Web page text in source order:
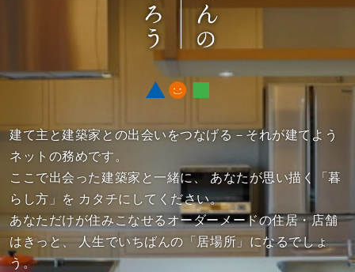
建て主と建築家との出会いをつなげる－それが建てよう
ネットの務めです。
ここで出会った建築家と一緒に、
あなたが思い描く「暮
らし方」を カタチにしてください。
あなただけが住みこなせるオーダーメードの住居・店舗
はきっと、
人生でいちばんの「居場所」になるでしょ
う。